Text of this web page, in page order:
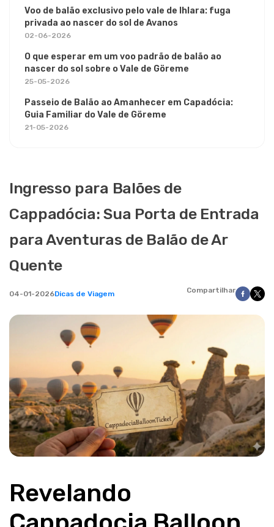
Ingresso para Balões de
Cappadócia: Sua Porta de Entrada
para Aventuras de Balão de Ar
Quente
04-01-2026Dicas de Viagem Compartilhar
Revelando
Voo de balão exclusivo pelo vale de Ihlara: fuga
privada ao nascer do sol de Avanos
02-06-2026
O que esperar em um voo padrão de balão ao
nascer do sol sobre o Vale de Göreme
25-05-2026
Passeio de Balão ao Amanhecer em Capadócia:
Guia Familiar do Vale de Göreme
21-05-2026